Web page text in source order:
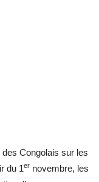
Congolais sur les
du 1er novembre, les